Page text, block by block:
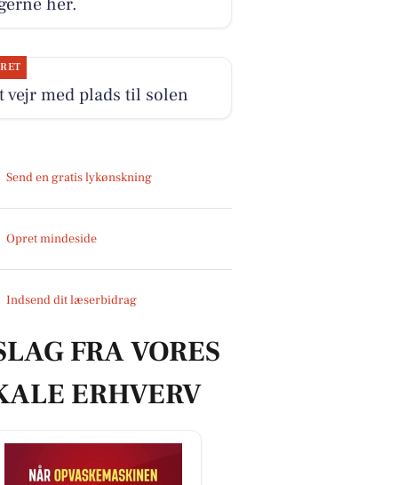
vejr med plads til solen
Send en gratis lykønskning
Opret mindeside
Indsend dit læserbidrag
FRA VORES
ERHVERV